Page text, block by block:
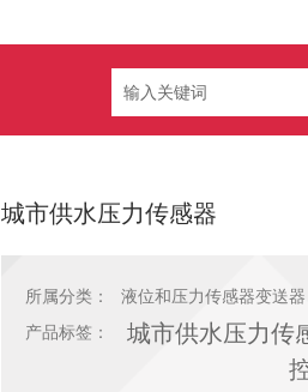
城市供水压力传感器
所属分类：
液位和压力传感器变送器
产品标签：
城市供水压力传